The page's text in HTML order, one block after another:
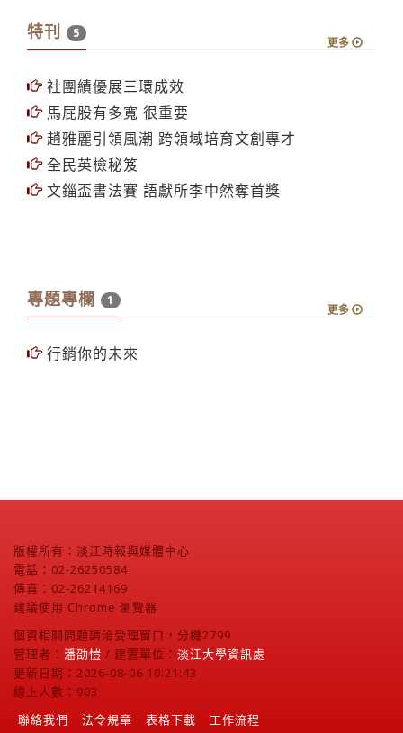
特刊 5
更多
社團績優展三環成效
馬屁股有多寬 很重要
趙雅麗引領風潮 跨領域培育文創專才
全民英檢秘笈
文錙盃書法賽 語獻所李中然奪首獎
專題專欄 1
更多
行銷你的未來
版權所有：淡江時報與媒體中心
電話：02-26250584
傳真：02-26214169
建議使用 Chrome 瀏覽器
個資相關問題請洽受理窗口，分機2799
管理者： 潘劭愷 / 建置單位： 淡江大學資訊處
更新日期：2026-08-06 10:21:43
線上人數：903
聯絡我們
法令規章 表格下載
工作流程